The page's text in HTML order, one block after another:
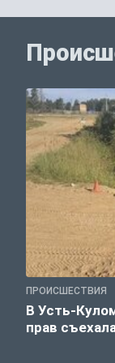
ПРОИСШЕСТВИЯ
В Усть-
прав